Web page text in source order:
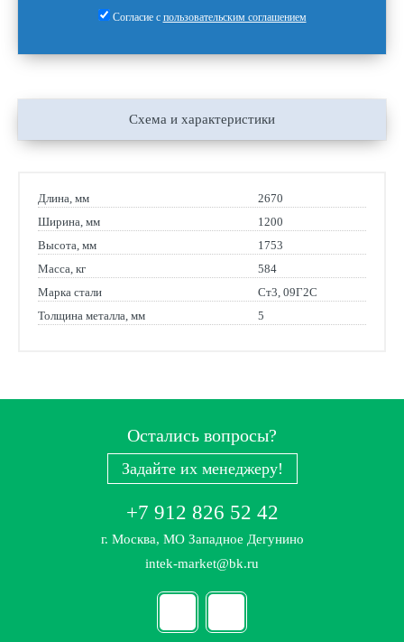
Согласие с пользовательским соглашением
Схема и характеристики
Длина, мм
2670
Ширина, мм
1200
Высота, мм
1753
Масса, кг
584
Марка стали
Ст3, 09Г2С
Толщина металла, мм
5
Остались вопросы?
Задайте их менеджеру!
+7 912 826 52 42
г. Москва, МО Западное Дегунино
intek-market@bk.ru